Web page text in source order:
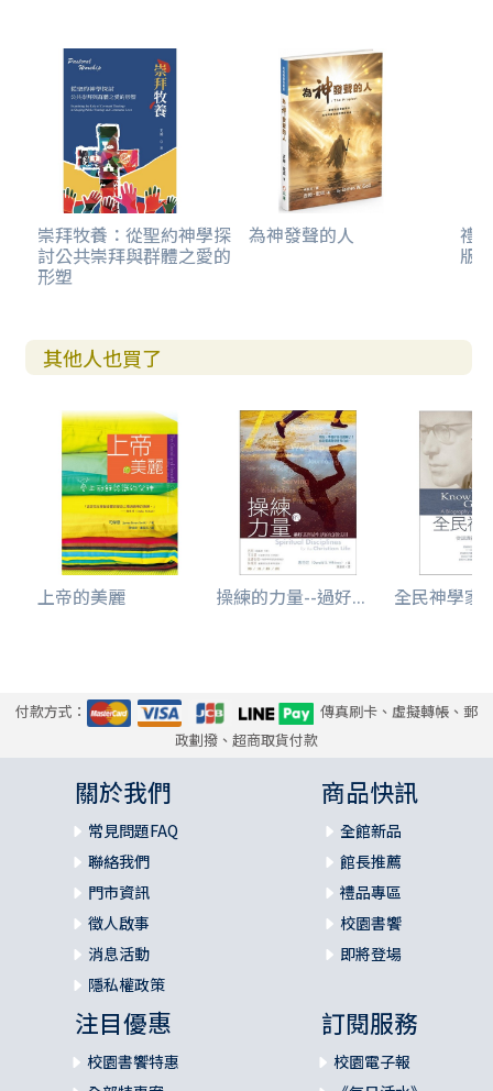
崇拜牧養：從聖約神學探
討公共崇拜與群體之愛的
形塑
為神發聲的人 禮
版)
其他人也買了
上帝的美麗 操練的力量--過好... 全民神學家
付款方式：
傳真刷卡、虛擬轉帳、郵
政劃撥、超商取貨付款
關於我們
常見問題FAQ
聯絡我們
門市資訊
徵人啟事
消息活動
隱私權政策
商品快訊
全館新品
館長推薦
禮品專區
校園書饗
即將登場
注目優惠
校園書饗特惠
訂閱服務
校園電子報